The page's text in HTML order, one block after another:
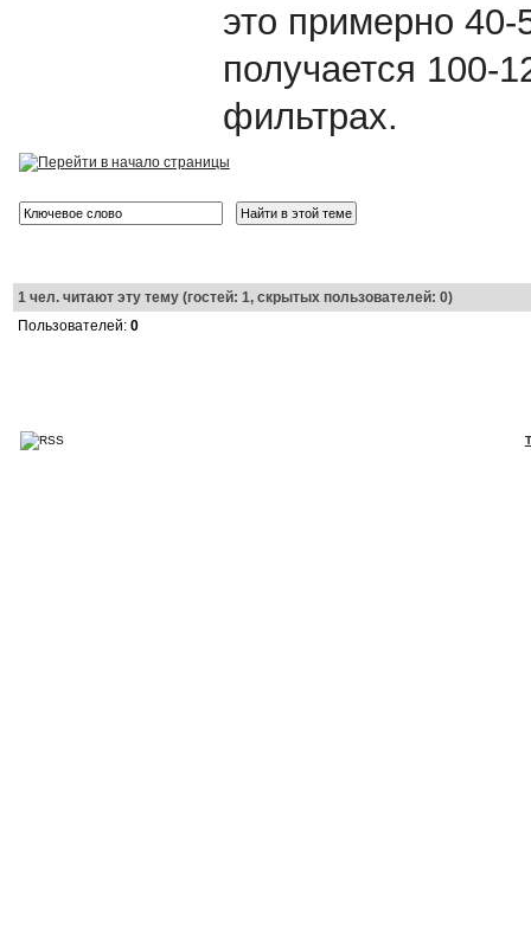
это примерно 40-
получается 100-
фильтрах.
1чел. читают эту тему (гостей: 1, скрытых пользователей: 0)
Пользователей: 0